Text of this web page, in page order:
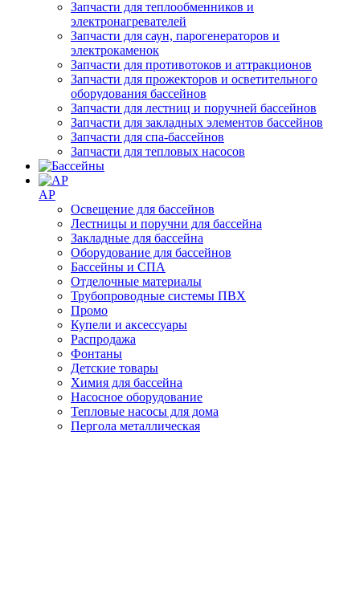
Запчасти для теплообменников и
электронагревателей
Запчасти для саун, парогенераторов и
электрокаменок
Запчасти для противотоков и аттракционов
Запчасти для прожекторов и осветительного
оборудования бассейнов
Запчасти для лестниц и поручней бассейнов
Запчасти для закладных элементов бассейнов
Запчасти для спа-бассейнов
Запчасти для тепловых насосов
AP
Освещение для бассейнов
Лестницы и поручни для бассейна
Закладные для бассейна
Оборудование для бассейнов
Бассейны и СПА
Отделочные материалы
Трубопроводные системы ПВХ
Промо
Купели и аксессуары
Распродажа
Фонтаны
Детские товары
Химия для бассейна
Насосное оборудование
Тепловые насосы для дома
Пергола металлическая